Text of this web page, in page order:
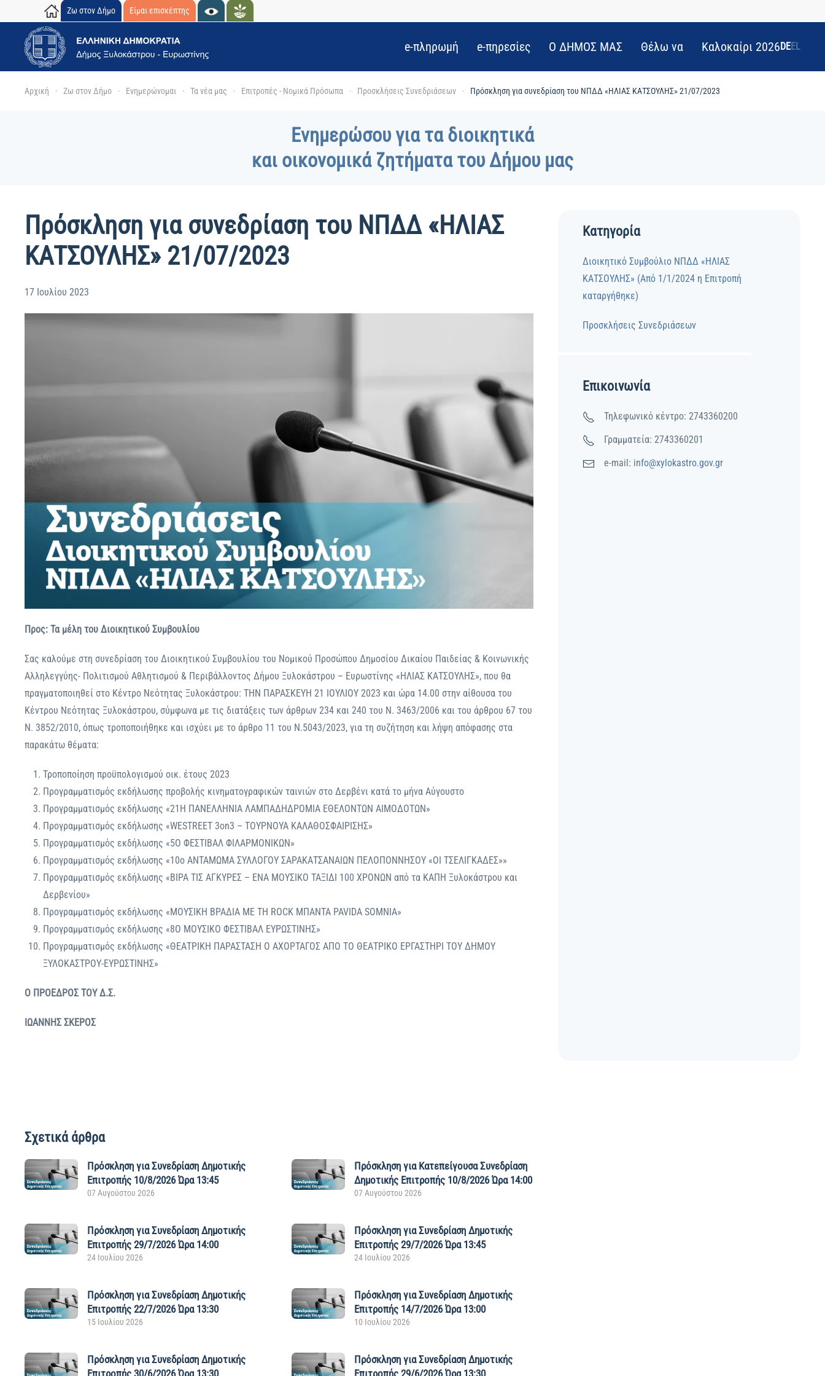
Skip to main content
Ζω στον Δήμο Είμαι επισκέπτης
e-πληρωμή e-πηρεσίες Ο ΔΗΜΟΣ ΜΑΣ Θέλω να Καλοκαίρι 2026DEEL
Αρχική Ζω στον Δήμο Ενημερώνομαι Τα νέα μας Επιτροπές - Νομικά Πρόσωπα Προσκλήσεις Συνεδριάσεων Πρόσκληση για συνεδρίαση του ΝΠΔΔ «ΗΛΙΑΣ ΚΑΤΣΟΥΛΗΣ» 21/07/2023
Ενημερώσου για τα διοικητικά
και οικονομικά ζητήματα του Δήμου μας
Πρόσκληση για συνεδρίαση του ΝΠΔΔ «ΗΛΙΑΣ
ΚΑΤΣΟΥΛΗΣ» 21/07/2023
17 Ιουλίου 2023
Προς: Τα μέλη του Διοικητικού Συμβουλίου
Σας καλούμε στη συνεδρίαση του Διοικητικού Συμβουλίου του Νομικού Προσώπου Δημοσίου Δικαίου Παιδείας & Κοινωνικής
Αλληλεγγύης- Πολιτισμού Αθλητισμού & Περιβάλλοντος Δήμου Ξυλοκάστρου – Ευρωστίνης «ΗΛΙΑΣ ΚΑΤΣΟΥΛΗΣ», που θα
πραγματοποιηθεί στο Κέντρο Νεότητας Ξυλοκάστρου: ΤΗΝ ΠΑΡΑΣΚΕΥΗ 21 ΙΟΥΛΙΟΥ 2023 και ώρα 14.00 στην αίθουσα του
Κέντρου Νεότητας Ξυλοκάστρου, σύμφωνα με τις διατάξεις των άρθρων 234 και 240 του Ν. 3463/2006 και του άρθρου 67 του
N. 3852/2010, όπως τροποποιήθηκε και ισχύει με το άρθρο 11 του N.5043/2023, για τη συζήτηση και λήψη απόφασης στα
παρακάτω θέματα:
Τροποποίηση προϋπολογισμού οικ. έτους 2023
Προγραμματισμός εκδήλωσης προβολής κινηματογραφικών ταινιών στο Δερβένι κατά το μήνα Αύγουστο
Προγραμματισμός εκδήλωσης «21Η ΠΑΝΕΛΛΗΝΙΑ ΛΑΜΠΑΔΗΔΡΟΜΙΑ ΕΘΕΛΟΝΤΩΝ ΑΙΜΟΔΟΤΩΝ»
Προγραμματισμός εκδήλωσης «WESTREET 3on3 – ΤΟΥΡΝΟΥΑ ΚΑΛΑΘΟΣΦΑΙΡΙΣΗΣ»
Προγραμματισμός εκδήλωσης «5Ο ΦΕΣΤΙΒΑΛ ΦΙΛΑΡΜΟΝΙΚΩΝ»
Προγραμματισμός εκδήλωσης «10ο ΑΝΤΑΜΩΜΑ ΣΥΛΛΟΓΟΥ ΣΑΡΑΚΑΤΣΑΝΑΙΩΝ ΠΕΛΟΠΟΝΝΗΣΟΥ «ΟΙ ΤΣΕΛΙΓΚΑΔΕΣ»»
Προγραμματισμός εκδήλωσης «ΒΙΡΑ ΤΙΣ ΑΓΚΥΡΕΣ – ΕΝΑ ΜΟΥΣΙΚΟ ΤΑΞΙΔΙ 100 ΧΡΟΝΩΝ από τα ΚΑΠΗ Ξυλοκάστρου και
Δερβενίου»
Προγραμματισμός εκδήλωσης «ΜΟΥΣΙΚΗ ΒΡΑΔΙΑ ΜΕ ΤΗ ROCK ΜΠΑΝΤΑ PAVIDA SOMNIA»
Προγραμματισμός εκδήλωσης «8Ο ΜΟΥΣΙΚΟ ΦΕΣΤΙΒΑΛ ΕΥΡΩΣΤΙΝΗΣ»
Προγραμματισμός εκδήλωσης «ΘΕΑΤΡΙΚΗ ΠΑΡΑΣΤΑΣΗ Ο ΑΧΟΡΤΑΓΟΣ ΑΠΟ ΤΟ ΘΕΑΤΡΙΚΟ ΕΡΓΑΣΤΗΡΙ ΤΟΥ ΔΗΜΟΥ
ΞΥΛΟΚΑΣΤΡΟΥ-ΕΥΡΩΣΤΙΝΗΣ»
O ΠΡΟΕΔΡΟΣ ΤΟΥ Δ.Σ.
ΙΩΑΝΝΗΣ ΣΚΕΡΟΣ
Κατηγορία
Διοικητικό Συμβούλιο ΝΠΔΔ «ΗΛΙΑΣ
ΚΑΤΣΟΥΛΗΣ» (Από 1/1/2024 η Επιτροπή
καταργήθηκε)
Προσκλήσεις Συνεδριάσεων
Επικοινωνία
Τηλεφωνικό κέντρο: 2743360200
Γραμματεία: 2743360201
e-mail: info@xylokastro.gov.gr
Σχετικά άρθρα
Πρόσκληση για Συνεδρίαση Δημοτικής
Επιτροπής 10/8/2026 Ώρα 13:45
07 Αυγούστου 2026
Πρόσκληση για Kατεπείγουσα Συνεδρίαση
Δημοτικής Επιτροπής 10/8/2026 Ώρα 14:00
07 Αυγούστου 2026
Πρόσκληση για Συνεδρίαση Δημοτικής
Επιτροπής 29/7/2026 Ώρα 14:00
24 Ιουλίου 2026
Πρόσκληση για Συνεδρίαση Δημοτικής
Επιτροπής 29/7/2026 Ώρα 13:45
24 Ιουλίου 2026
Πρόσκληση για Συνεδρίαση Δημοτικής
Επιτροπής 22/7/2026 Ώρα 13:30
15 Ιουλίου 2026
Πρόσκληση για Συνεδρίαση Δημοτικής
Επιτροπής 14/7/2026 Ώρα 13:00
10 Ιουλίου 2026
Πρόσκληση για Συνεδρίαση Δημοτικής
Επιτροπής 30/6/2026 Ώρα 13:30
Πρόσκληση για Συνεδρίαση Δημοτικής
Επιτροπής 29/6/2026 Ώρα 13:30